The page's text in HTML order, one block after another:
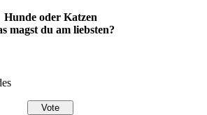
Hunde oder Katzen
magst du am liebsten?